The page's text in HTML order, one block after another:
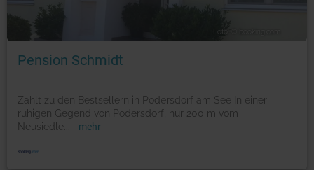
Pension Schmidt
Zählt zu den Bestsellern in Podersdorf am See In einer
ruhigen Gegend von Podersdorf, nur 200 m vom
Neusiedle
mehr